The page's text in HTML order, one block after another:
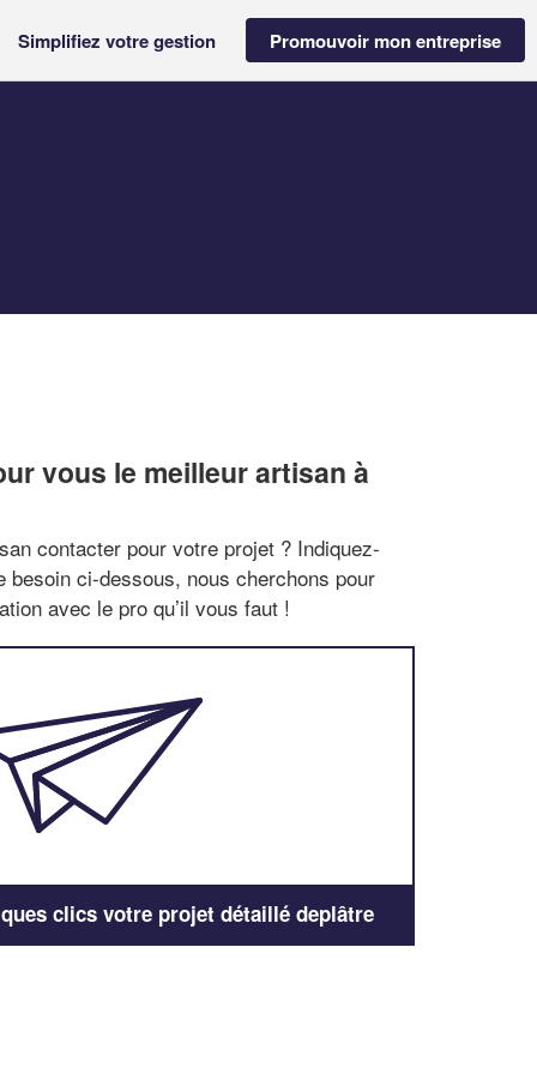
Simplifiez votre gestion Promouvoir mon entreprise
vous le meilleur artisan à
contacter pour votre projet ? Indiquez-
besoin ci-dessous, nous cherchons pour
avec le pro qu’il vous faut !
clics votre projet détaillé deplâtre